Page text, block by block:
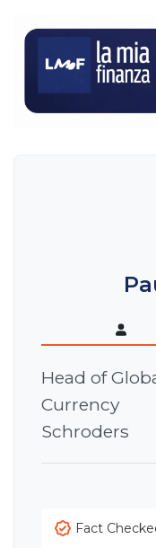
Head of
Currency
Schroders
Fact